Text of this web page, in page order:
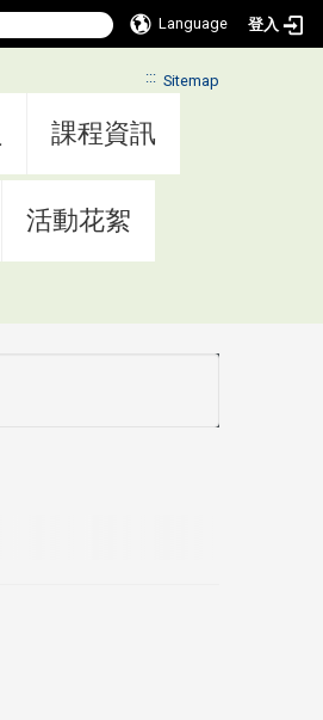
Language 登入
::: Sitemap
課程資訊
活動花絮